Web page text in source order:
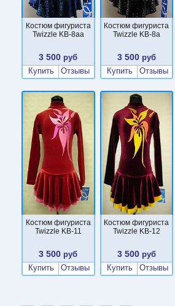
Костюм фигуриста
Twizzle KB-8aa
3 500 руб
Купить
Отзывы
Костюм фигуриста
Twizzle KB-8a
3 500 руб
Купить
Отзывы
Костюм фигуриста
Twizzle KB-11
3 500 руб
Купить
Отзывы
Костюм фигуриста
Twizzle KB-12
3 500 руб
Купить
Отзывы